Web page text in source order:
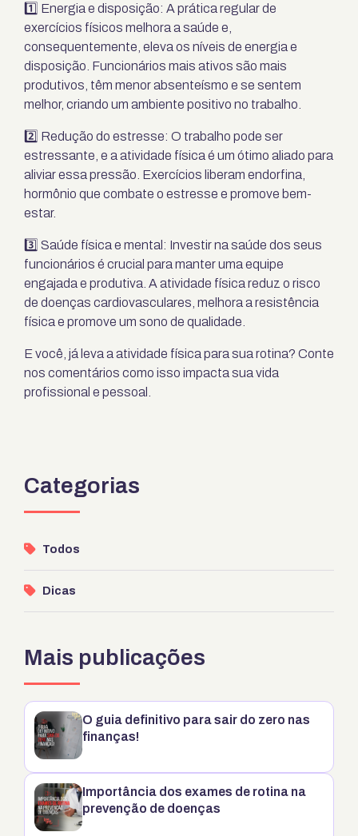
1️⃣ Energia e disposição: A prática regular de
exercícios físicos melhora a saúde e,
consequentemente, eleva os níveis de energia e
disposição. Funcionários mais ativos são mais
produtivos, têm menor absenteísmo e se sentem
melhor, criando um ambiente positivo no trabalho.
2️⃣ Redução do estresse: O trabalho pode ser
estressante, e a atividade física é um ótimo aliado para
aliviar essa pressão. Exercícios liberam endorfina,
hormônio que combate o estresse e promove bem-
estar.
3️⃣ Saúde física e mental: Investir na saúde dos seus
funcionários é crucial para manter uma equipe
engajada e produtiva. A atividade física reduz o risco
de doenças cardiovasculares, melhora a resistência
física e promove um sono de qualidade.
E você, já leva a atividade física para sua rotina? Conte
nos comentários como isso impacta sua vida
profissional e pessoal.
Categorias
Todos
Dicas
Mais publicações
O guia definitivo para sair do zero nas
finanças!
Importância dos exames de rotina na
prevenção de doenças